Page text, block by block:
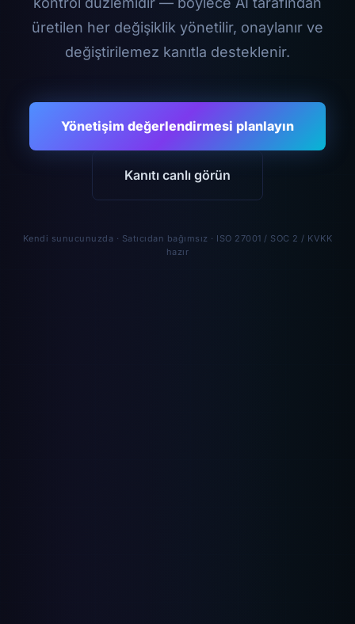
üretilen her değişiklik yönetilir, onaylanır ve
değiştirilemez kanıtla desteklenir.
Yönetişim değerlendirmesi planlayın
Kanıtı canlı görün
Kendi sunucunuzda · Satıcıdan bağımsız · ISO 27001 / SOC 2 / KVKK
hazır